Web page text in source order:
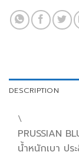
DESCRIPTION
\
PRUSSIAN
น้ำหนักเบา ปร